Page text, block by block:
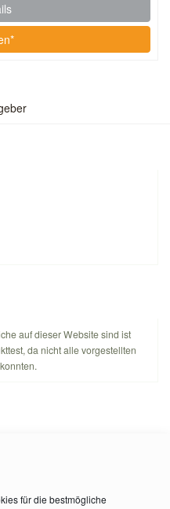
für die bestmögliche
auf dieser Website sind ist
da nicht alle vorgestellten
sind Warenzeichen von